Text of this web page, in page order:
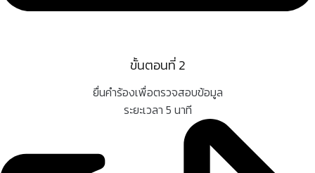
ขั้นตอนที่ 2
ยื่นคำร้องเพื่อตรวจสอบข้อมูล
ระยะเวลา 5 นาที